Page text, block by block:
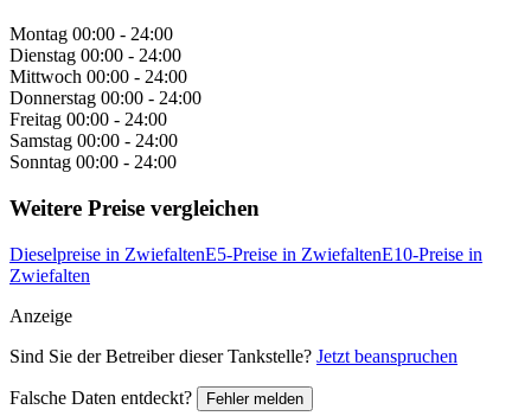
Montag 00:00 - 24:00
Dienstag 00:00 - 24:00
Mittwoch 00:00 - 24:00
Donnerstag 00:00 - 24:00
Freitag 00:00 - 24:00
Samstag 00:00 - 24:00
Sonntag 00:00 - 24:00
Weitere Preise vergleichen
Dieselpreise in ZwiefaltenE5-Preise in ZwiefaltenE10-Preise in
Zwiefalten
Anzeige
Sind Sie der Betreiber dieser Tankstelle? Jetzt beanspruchen
Falsche Daten entdeckt? Fehler melden